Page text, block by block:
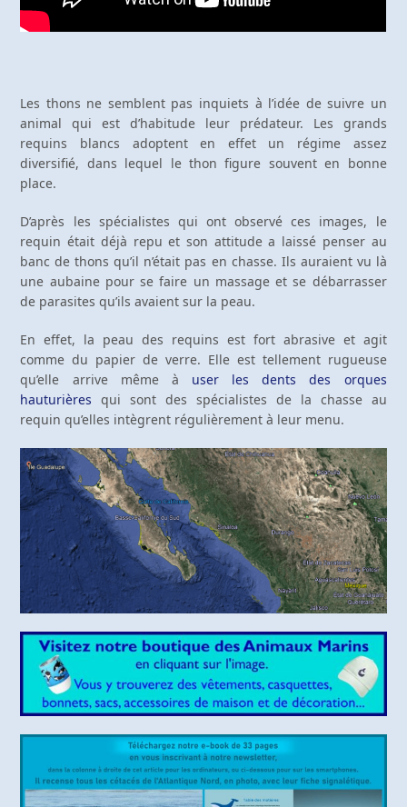
Les thons ne semblent pas inquiets à l’idée de suivre un
animal qui est d’habitude leur prédateur. Les grands
requins blancs adoptent en effet un régime assez
diversifié, dans lequel le thon figure souvent en bonne
place.
D’après les spécialistes qui ont observé ces images, le
requin était déjà repu et son attitude a laissé penser au
banc de thons qu’il n’était pas en chasse. Ils auraient vu là
une aubaine pour se faire un massage et se débarrasser
de parasites qu’ils avaient sur la peau.
En effet, la peau des requins est fort abrasive et agit
comme du papier de verre. Elle est tellement rugueuse
qu’elle arrive même à user les dents des orques
hauturières qui sont des spécialistes de la chasse au
requin qu’elles intègrent régulièrement à leur menu.